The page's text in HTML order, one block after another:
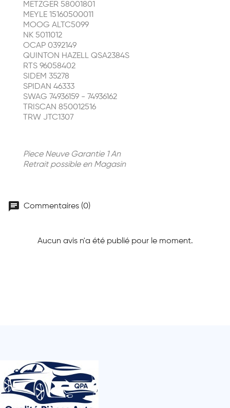
METZGER 58001801
MEYLE 15160500011
MOOG ALTC5099
NK 5011012
OCAP 0392149
QUINTON HAZELL QSA2384S
RTS 96058402
SIDEM 35278
SPIDAN 46333
SWAG 74936159 - 74936162
TRISCAN 850012516
TRW JTC1307
Piece Neuve Garantie 1 An
Retrait possible en Magasin
chat Commentaires (0)
Aucun avis n'a été publié pour le moment.